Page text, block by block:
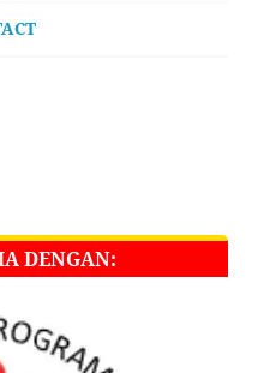
DENGAN: